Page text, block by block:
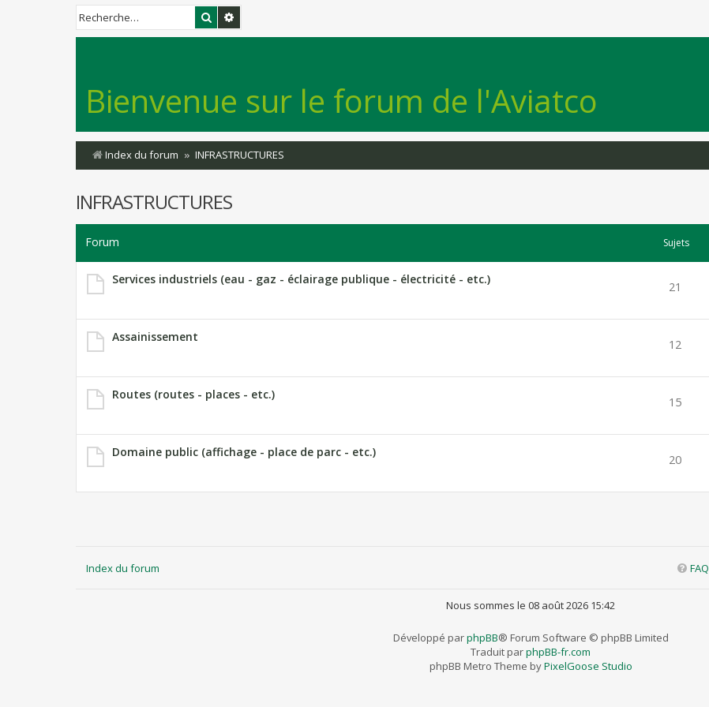
Rechercher
Bienvenue sur le forum de l'Aviatco
Index du forum INFRASTRUCTURES
INFRASTRUCTURES
Forum Sujets
Services industriels (eau - gaz - éclairage publique - électricité - etc.)
21
Assainissement
12
Routes (routes - places - etc.)
15
Domaine public (affichage - place de parc - etc.)
20
Index du forum FAQ
Nous sommes le 08 août 2026 15:42
Développé parphpBB® Forum Software © phpBB Limited
Traduit parphpBB-fr.com
phpBB Metro Theme byPixelGoose Studio